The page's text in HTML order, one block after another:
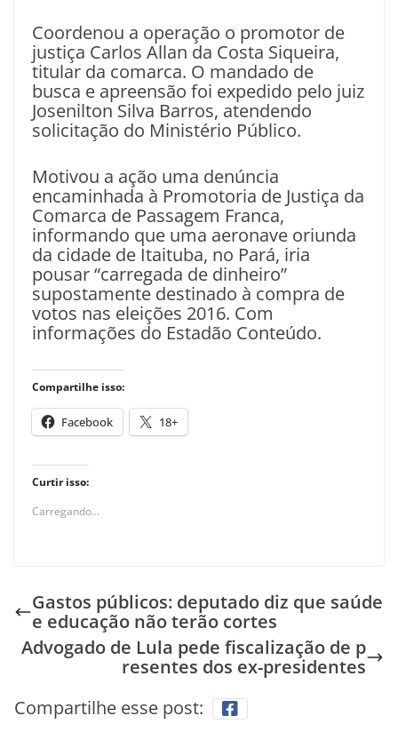
Coordenou a operação o promotor de
justiça Carlos Allan da Costa Siqueira,
titular da comarca. O mandado de
busca e apreensão foi expedido pelo juiz
Josenilton Silva Barros, atendendo
solicitação do Ministério Público.
Motivou a ação uma denúncia
encaminhada à Promotoria de Justiça da
Comarca de Passagem Franca,
informando que uma aeronave oriunda
da cidade de Itaituba, no Pará, iria
pousar “carregada de dinheiro”
supostamente destinado à compra de
votos nas eleições 2016. Com
informações do Estadão Conteúdo.
Compartilhe isso:
Facebook 18+
Curtir isso:
Carregando...
Gastos públicos: deputado diz que saúde
e educação não terão cortes
Advogado de Lula pede fiscalização de p
resentes dos ex-presidentes
Compartilhe esse post: